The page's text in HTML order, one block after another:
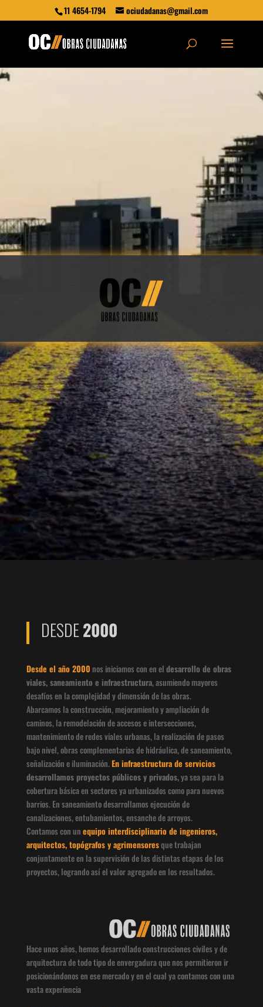
11 4654-1794 ociudadanas@gmail.com
DESDE2000
Desde el año 2000 nos iniciamos con en eldesarrollo de obras
viales, saneamiento e infraestructura, asumiendo mayores
desafíos en la complejidad y dimensión de las obras.
Abarcamos la construcción, mejoramiento y ampliación de
caminos, la remodelación de accesos e intersecciones,
mantenimiento de redes viales urbanas, la realización de pasos
bajo nivel, obras complementarias de hidráulica, de saneamiento,
señalización e iluminación.En infraestructura de servicios
desarrollamos proyectos públicos y privados,ya sea para la
cobertura básica en sectores ya urbanizados como para nuevos
barrios. En saneamiento desarrollamos ejecución de
canalizaciones, entubamientos, ensanche de arroyos.
Contamos con unequipo interdisciplinario de ingenieros,
arquitectos, topógrafos y agrimensoresque trabajan
conjuntamente en la supervisión de las distintas etapas de los
proyectos, logrando así el valor agregado en los resultados.
Hace unos años, hemos desarrollado construcciones civiles y de
arquitectura de todo tipo de envergadura que nos permitieron ir
posicionándonos en ese mercado y en el cual ya contamos con una
vasta experiencia